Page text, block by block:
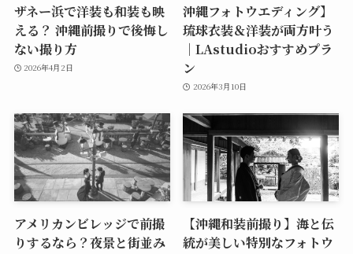
ザネー浜で洋装も和装も映
える？ 沖縄前撮りで後悔し
ない撮り方
2026年4月2日
沖縄フォトウエディング】
琉球衣装＆洋装が両方叶う
｜LAstudioおすすめプラ
ン
2026年3月10日
アメリカンビレッジで前撮
りするなら？夜景と街並み
【沖縄和装前撮り】海と伝
統が美しい特別なフォトウ